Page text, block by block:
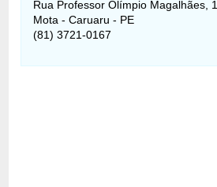
Rua Professor Olímpio Magalhães,
Mota - Caruaru - PE
(81) 3721-0167